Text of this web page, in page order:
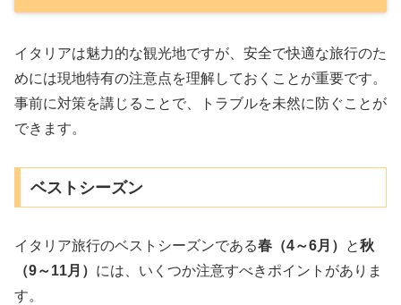
イタリアは魅力的な観光地ですが、安全で快適な旅行のた
めには現地特有の注意点を理解しておくことが重要です。
事前に対策を講じることで、トラブルを未然に防ぐことが
できます。
ベストシーズン
イタリア旅行のベストシーズンである春（4～6月） と秋
（9～11月） には、いくつか注意すべきポイントがありま
す。